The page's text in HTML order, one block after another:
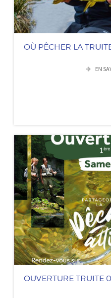
OÙ PÊCHER LA
EN
OUVERTURE TRUITE